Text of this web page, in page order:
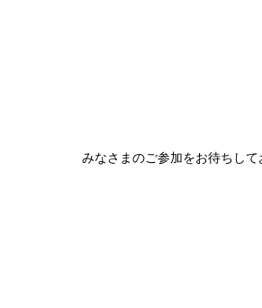
みなさまのご参加をお待ちして